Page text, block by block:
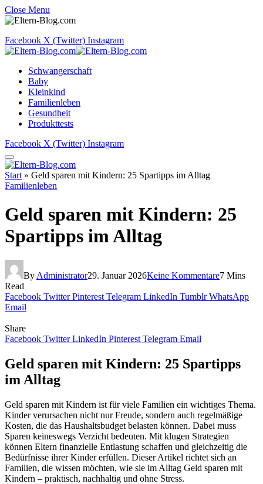
Close Menu
Facebook X (Twitter) Instagram
Schwangerschaft
Baby
Kleinkind
Familienleben
Gesundheit
Produkttests
Facebook X (Twitter) Instagram
Start » Geld sparen mit Kindern: 25 Spartipps im Alltag
Familienleben
Geld sparen mit Kindern: 25
Spartipps im Alltag
By Administrator29. Januar 2026Keine Kommentare7 Mins
Read
Facebook Twitter Pinterest Telegram LinkedIn Tumblr WhatsApp
Email
Share
Facebook Twitter LinkedIn Pinterest Telegram Email
Geld sparen mit Kindern: 25 Spartipps
im Alltag
Geld sparen mit Kindern ist für viele Familien ein wichtiges Thema.
Kinder verursachen nicht nur Freude, sondern auch regelmäßige
Kosten, die das Haushaltsbudget belasten können. Dabei muss
Sparen keineswegs Verzicht bedeuten. Mit klugen Strategien
können Eltern finanzielle Entlastung schaffen und gleichzeitig die
Bedürfnisse ihrer Kinder erfüllen. Dieser Artikel richtet sich an
Familien, die wissen möchten, wie sie im Alltag Geld sparen mit
Kindern – praktisch, nachhaltig und ohne Stress.